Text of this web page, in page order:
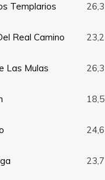
Templarios 26,3
Real Camino 23,2
Las Mulas 26,3
18,5
24,6
23,7